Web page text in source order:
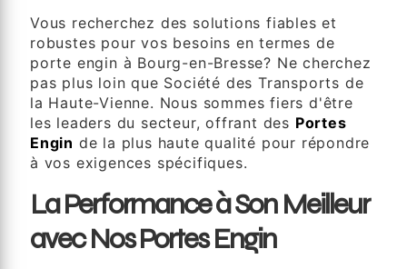
Vous recherchez des solutions fiables et
robustes pour vos besoins en termes de
porte engin à Bourg-en-Bresse? Ne cherchez
pas plus loin que Société des Transports de
la Haute-Vienne. Nous sommes fiers d'être
les leaders du secteur, offrant des Portes
Engin de la plus haute qualité pour répondre
à vos exigences spécifiques.
La Performance à Son Meilleur
avec Nos Portes Engin